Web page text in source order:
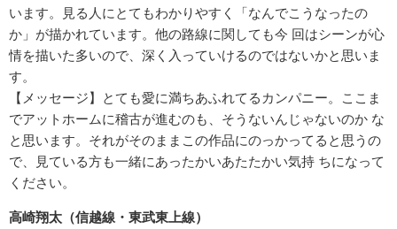
います。見る人にとてもわかりやすく「なんでこうなったの
か」が描かれています。他の路線に関しても今 回はシーンが心
情を描いた多いので、深く入っていけるのではないかと思いま
す。
【メッセージ】とても愛に満ちあふれてるカンパニー。ここま
でアットホームに稽古が進むのも、そうないんじゃないのか な
と思います。それがそのままこの作品にのっかってると思うの
で、見ている方も一緒にあったかいあたたかい気持 ちになって
ください。
高崎翔太（信越線・東武東上線）